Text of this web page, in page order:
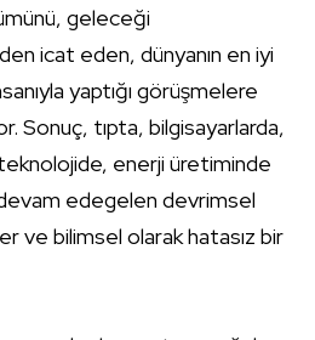
geleceği
icat eden, dünyanın en iyi
yaptığı görüşmelere
Sonuç, tıpta, bilgisayarlarda,
enerji üretiminde
edegelen devrimsel
ve bilimsel olarak hatasız bir